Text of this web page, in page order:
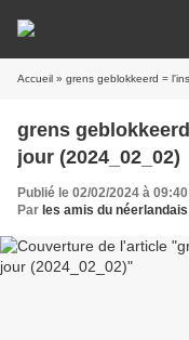
Accueil » grens geblokkeerd =
grens
jour (2024_02_02)
Publié le 02/02/2024 à 09:40
Par les amis du